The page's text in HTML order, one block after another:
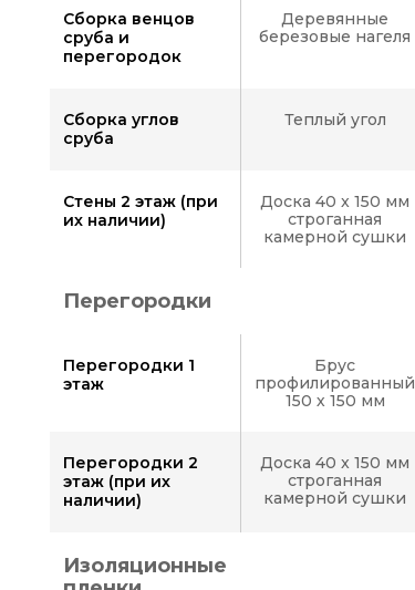
Сборка венцов
сруба и
перегородок
Деревянные
березовые нагеля
Сборка углов
сруба
Теплый угол
Стены 2 этаж (при
их наличии)
Доска 40 x 150 мм
строганная
камерной сушки
Перегородки
Перегородки 1
этаж
Брус
профилированный
150 х 150 мм
Перегородки 2
этаж (при их
наличии)
Доска 40 x 150 мм
строганная
камерной сушки
Изоляционные